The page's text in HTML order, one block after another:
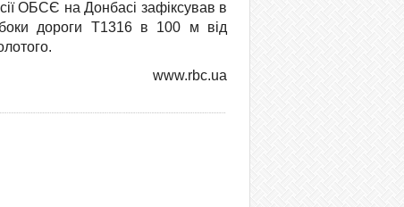
ОБСЄ на Донбасі зафіксував в
боки дороги Т1316 в 100 м від
www.rbc.ua